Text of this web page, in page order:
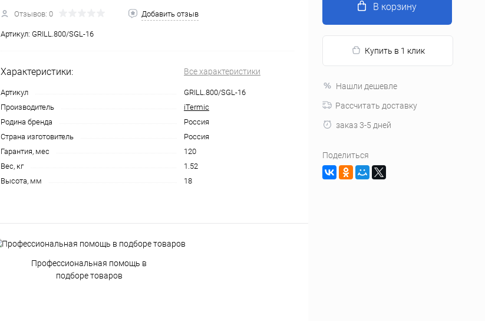
Отзывов: 0 Добавить отзыв
Артикул: GRILL.800/SGL-16
Характеристики: Все характеристики
Артикул
GRILL.800/SGL-16
Производитель
iTermic
Родина бренда
Россия
Страна изготовитель
Россия
Гарантия, мес
120
Вес, кг
1.52
Высота, мм
18
Профессиональная помощь в
подборе товаров
В корзину
Купить в 1 клик
Нашли дешевле
Рассчитать доставку
заказ 3-5 дней
Поделиться